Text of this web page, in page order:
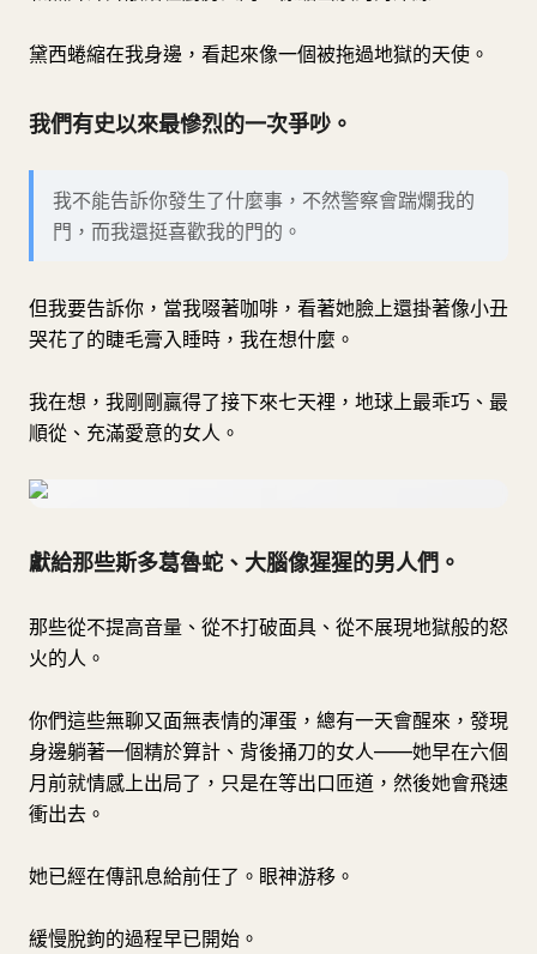
黛西蜷縮在我身邊，看起來像一個被拖過地獄的天使。
我們有史以來最慘烈的一次爭吵。
我不能告訴你發生了什麼事，不然警察會踹爛我的
門，而我還挺喜歡我的門的。
但我要告訴你，當我啜著咖啡，看著她臉上還掛著像小丑
哭花了的睫毛膏入睡時，我在想什麼。
我在想，我剛剛贏得了接下來七天裡，地球上最乖巧、最
順從、充滿愛意的女人。
獻給那些斯多葛魯蛇、大腦像猩猩的男人們。
那些從不提高音量、從不打破面具、從不展現地獄般的怒
火的人。
你們這些無聊又面無表情的渾蛋，總有一天會醒來，發現
身邊躺著一個精於算計、背後捅刀的女人——她早在六個
月前就情感上出局了，只是在等出口匝道，然後她會飛速
衝出去。
她已經在傳訊息給前任了。眼神游移。
緩慢脫鉤的過程早已開始。